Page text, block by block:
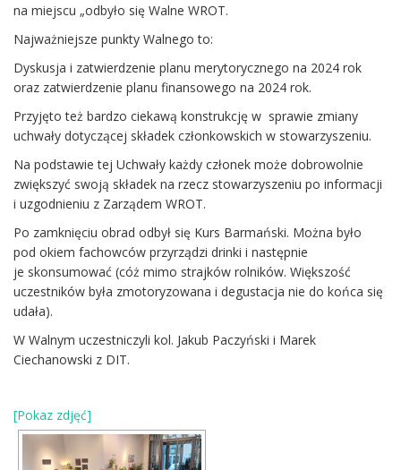
na miejscu „odbyło się Walne WROT.
Najważniejsze punkty Walnego to:
Dyskusja i zatwierdzenie planu merytorycznego na 2024 rok
oraz zatwierdzenie planu finansowego na 2024 rok.
Przyjęto też bardzo ciekawą konstrukcję w sprawie zmiany
uchwały dotyczącej składek członkowskich w stowarzyszeniu.
Na podstawie tej Uchwały każdy członek może dobrowolnie
zwiększyć swoją składek na rzecz stowarzyszeniu po informacji
i uzgodnieniu z Zarządem WROT.
Po zamknięciu obrad odbył się Kurs Barmański. Można było
pod okiem fachowców przyrządzi drinki i następnie
je skonsumować (cóż mimo strajków rolników. Większość
uczestników była zmotoryzowana i degustacja nie do końca się
udała).
W Walnym uczestniczyli kol. Jakub Paczyński i Marek
Ciechanowski z DIT.
[Pokaz zdjęć]